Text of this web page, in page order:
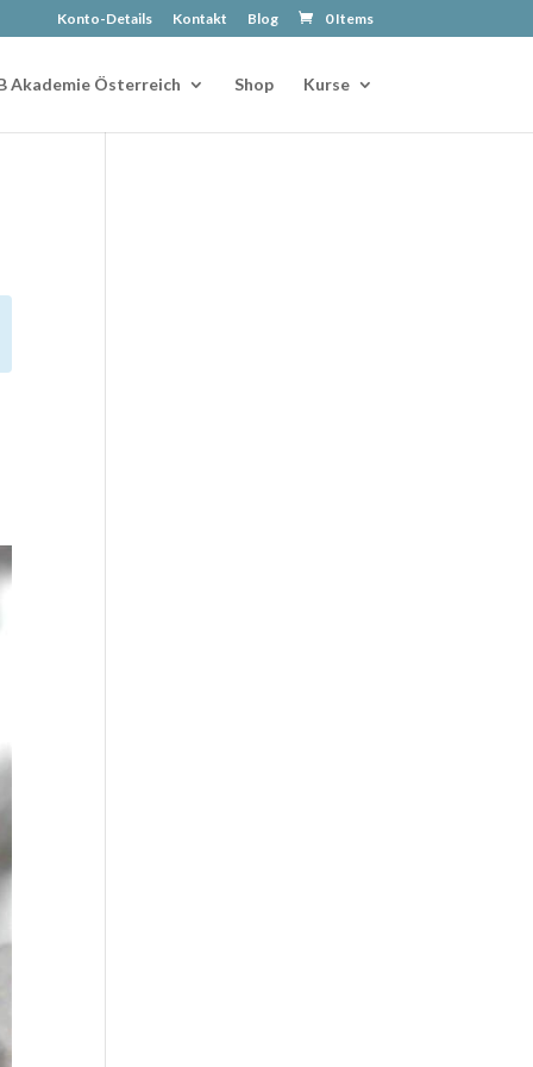
Konto-Details Kontakt Blog 0 Items
Akademie Österreich Shop Kurse